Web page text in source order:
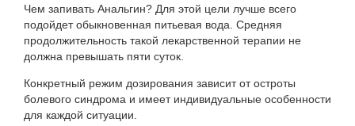
Чем запивать Анальгин? Для этой цели лучше всего
подойдет обыкновенная питьевая вода. Средняя
продолжительность такой лекарственной терапии не
должна превышать пяти суток.
Конкретный режим дозирования зависит от остроты
болевого синдрома и имеет индивидуальные особенности
для каждой ситуации.